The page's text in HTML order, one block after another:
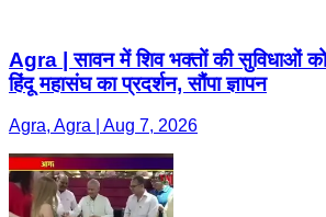
Agra | सावन में शिव भक्तों की सुविधाओं
हिंदू महासंघ का प्रदर्शन, सौंपा ज्ञापन
Agra, Agra | Aug 7, 2026